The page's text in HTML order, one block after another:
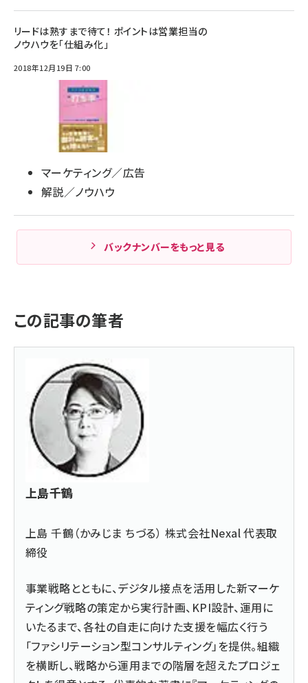
リードは熟すまで待て！ ポイントは営業担当の
ノウハウを「仕組み化」
2018年12月19日 7:00
マーケティング／広告
解説／ノウハウ
バックナンバーをもっと見る
この記事の筆者
上島千鶴
上島 千鶴（かみじま ちづる） 株式会社Nexal 代表取
締役
事業戦略とともに、デジタル接点を活用した新マーケ
ティング戦略の策定から実行計画、KPI設計、運用に
いたるまで、各社の自走に向けた支援を幅広く行う
「ファシリテーション型コンサルティング」を提供。組織
を横断し、戦略から運用までの階層を超えたプロジェ